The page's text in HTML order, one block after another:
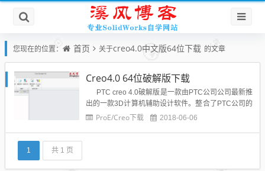
您现在的位置： 首页 关于creo4.0中文版64位下载 的文章
Creo4.0 64位破解版下载
PTC creo 4.0破解版是一款由PTC公司公司最新推
出的一款3D计算机辅助设计软件。整合了PTC公司的
三个软件Pro/Engineer的参数化技术、CoCreate的直
ProE/Creo下载 2018-06-06
1 共 1 页